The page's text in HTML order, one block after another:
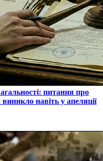
питання про
навіть у апеляції